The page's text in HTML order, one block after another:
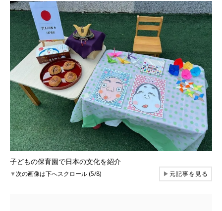
子どもの保育園で日本の文化を紹介
▼次の画像は下へスクロール (5/8) ▶元記事を見る